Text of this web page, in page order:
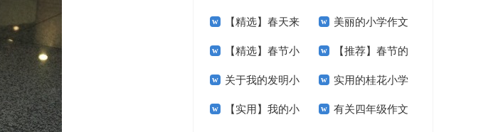
学作文5篇 集5篇
【精选】春天来
了小学作文合集九篇
美丽的小学作文
汇编九篇
【精选】春节小
学作文汇编7篇
【推荐】春节的
小学作文三篇
关于我的发明小
学作文三篇
实用的桂花小学
作文4篇
【实用】我的小 有关四年级作文